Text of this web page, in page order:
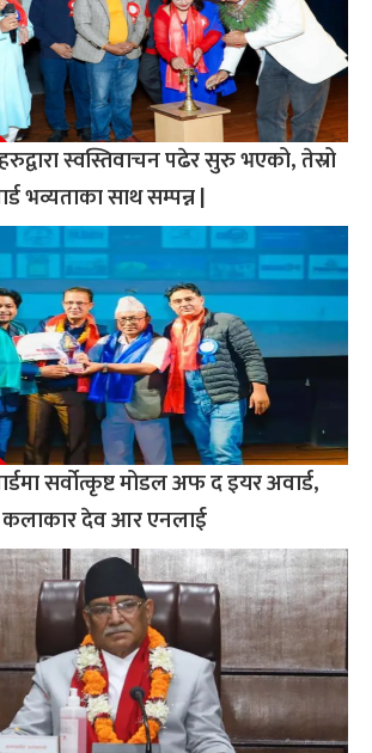
स्वस्तिवाचन पढेर सुरु भएको, तेस्रो
भव्यताका साथ सम्पन्न |
सर्वोत्कृष्ट मोडल अफ द इयर अवार्ड,
देव आर एनलाई